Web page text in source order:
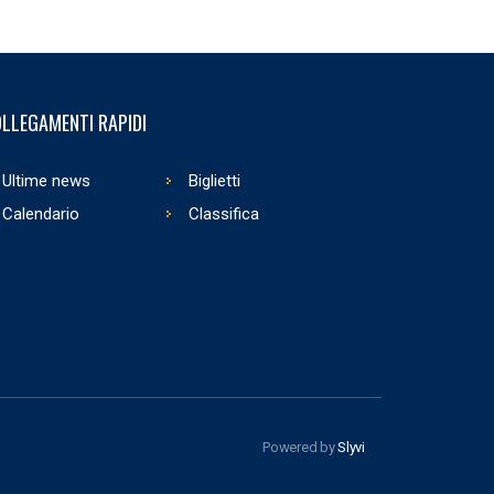
RAPIDI
Ultime news
Biglietti
Calendario
Classifica
Powered bySlyvi